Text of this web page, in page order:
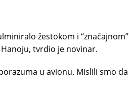
žestokom i “značajnom”
tvrdio je novinar.
u ​​avionu. Mislili smo da